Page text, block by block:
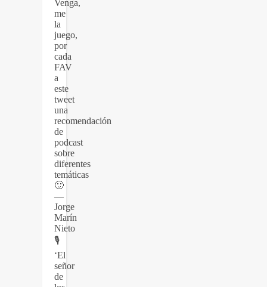
Venga,
me
la
juego,
por
cada
FAV
a
este
tweet
una
recomendación
de
podcast
sobre
diferentes
temáticas
🙂
—
Jorge
Marín
Nieto
🎙️
‘El
señor
de